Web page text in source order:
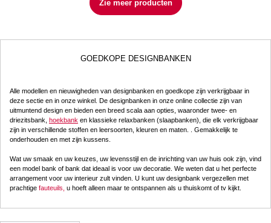
Zie meer producten
GOEDKOPE DESIGNBANKEN
Alle modellen en nieuwigheden van designbanken en goedkope zijn verkrijgbaar in
deze sectie en in onze winkel. De designbanken in onze online collectie zijn van
uitmuntend design en bieden een breed scala aan opties, waaronder twee- en
driezitsbank, hoekbank en klassieke relaxbanken (slaapbanken), die elk verkrijgbaar
zijn in verschillende stoffen en leersoorten, kleuren en maten. . Gemakkelijk te
onderhouden en met zijn kussens.
Wat uw smaak en uw keuzes, uw levensstijl en de inrichting van uw huis ook zijn, vind
een model bank of bank dat ideaal is voor uw decoratie. We weten dat u het perfecte
arrangement voor uw interieur zult vinden. U kunt uw designbank vergezellen met
prachtige fauteuils, u hoeft alleen maar te ontspannen als u thuiskomt of tv kijkt.